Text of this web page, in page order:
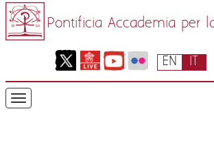
Pontificia Accademia per
IT
EN